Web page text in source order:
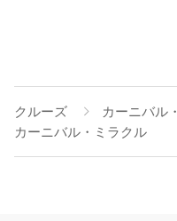
クルーズ
カーニバル
カーニバル・ミラクル